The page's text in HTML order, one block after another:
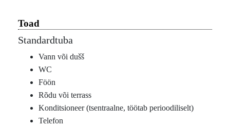
Toad
Standardtuba
Vann või dušš
WC
Föön
Rõdu või terrass
Konditsioneer (tsentraalne, töötab perioodiliselt)
Telefon